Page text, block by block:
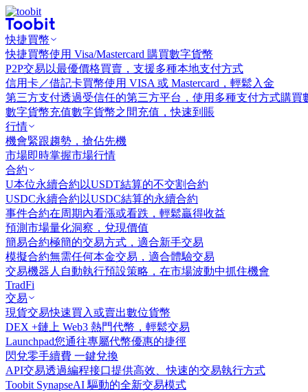
快捷買幣
快捷買幣使用 Visa/Mastercard 購買數字貨幣
P2P交易 以最優價格買賣，支援多種本地支付方式
信用卡／借記卡買幣使用 VISA 或 Mastercard，輕鬆入金
第三方支付透過受信任的第三方平台，使用多種支付方式購買
數字貨幣充值數字貨幣之間充值，快速到賬
行情
機會緊跟趨勢，搶佔先機
市場即時掌握市場行情
合約
U本位永續合約 以USDT結算的不交割合約
USDC永續合約 以USDC結算的永續合約
事件合約在周期內看漲或看跌，輕鬆贏得收益
預測市場量化洞察，兌現價值
簡易合約極簡的交易方式，適合新手交易
模擬合約無需任何本金交易，適合體驗交易
交易機器人 自動執行預設策略，在市場波動中抓住機會
TradFi
交易
現貨交易快速買入或賣出數位貨幣
DEX +鏈上 Web3 熱門代幣，輕鬆交易
Launchpad您通往專屬代幣優惠的捷徑
閃兌零手續費 一鍵兌換
API交易透過編程接口提供高效、快速的交易執行方式
Toobit SynapseAI 驅動的全新交易模式